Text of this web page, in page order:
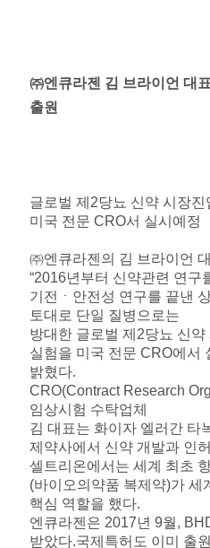
㈜엔큐라젠 김 브라이언 대
출원
글로벌 제2당뇨 신약 시장
미국 전문 CRO서 실시예정
㈜엔큐라젠의 김 브라이언
“2016년부터 신약관련 연구
기전ㆍ안전성 연구를 끝낸
토대로 단일 질병으로는
방대한 글로벌 제2당뇨 신
실험을 미국 전문 CRO에서
밝혔다.
CRO(Contract Research
임상시험 수탁업체
김 대표는 화이자 엘러간 타
제약사에서 신약 개발과 인
셀트리온에서는 세계 최초
(바이오의약품 복제약)가 세
핵심 역할을 했다.
엔큐라젠은 2017년 9월,
받았다.국제특허도 이미 출